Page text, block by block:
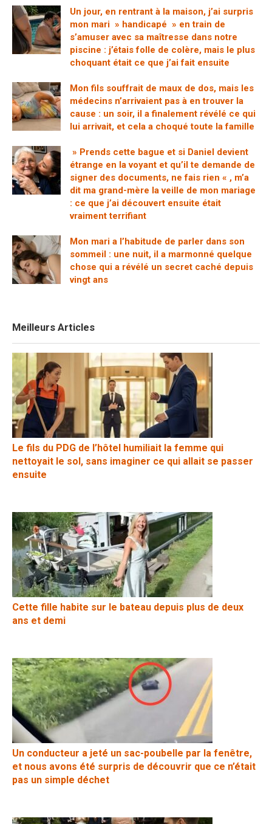
Un jour, en rentrant à la maison, j’ai surpris
mon mari » handicapé » en train de
s’amuser avec sa maîtresse dans notre
piscine : j’étais folle de colère, mais le plus
choquant était ce que j’ai fait ensuite
Mon fils souffrait de maux de dos, mais les
médecins n’arrivaient pas à en trouver la
cause : un soir, il a finalement révélé ce qui
lui arrivait, et cela a choqué toute la famille
» Prends cette bague et si Daniel devient
étrange en la voyant et qu’il te demande de
signer des documents, ne fais rien « , m’a
dit ma grand-mère la veille de mon mariage
: ce que j’ai découvert ensuite était
vraiment terrifiant
Mon mari a l’habitude de parler dans son
sommeil : une nuit, il a marmonné quelque
chose qui a révélé un secret caché depuis
vingt ans
Meilleurs Articles
Le fils du PDG de l’hôtel humiliait la femme qui
nettoyait le sol, sans imaginer ce qui allait se passer
ensuite
Cette fille habite sur le bateau depuis plus de deux
ans et demi
Un conducteur a jeté un sac-poubelle par la fenêtre,
et nous avons été surpris de découvrir que ce n’était
pas un simple déchet